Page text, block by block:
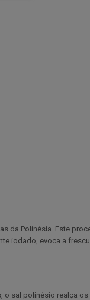
da Polinésia. Este
iodado, evoca a
sal polinésio realça